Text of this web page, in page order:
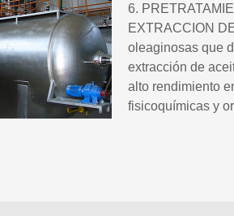
6.
EXTRACCION
oleaginosas que
extracción de
alto rendimiento
fisicoquímicas y